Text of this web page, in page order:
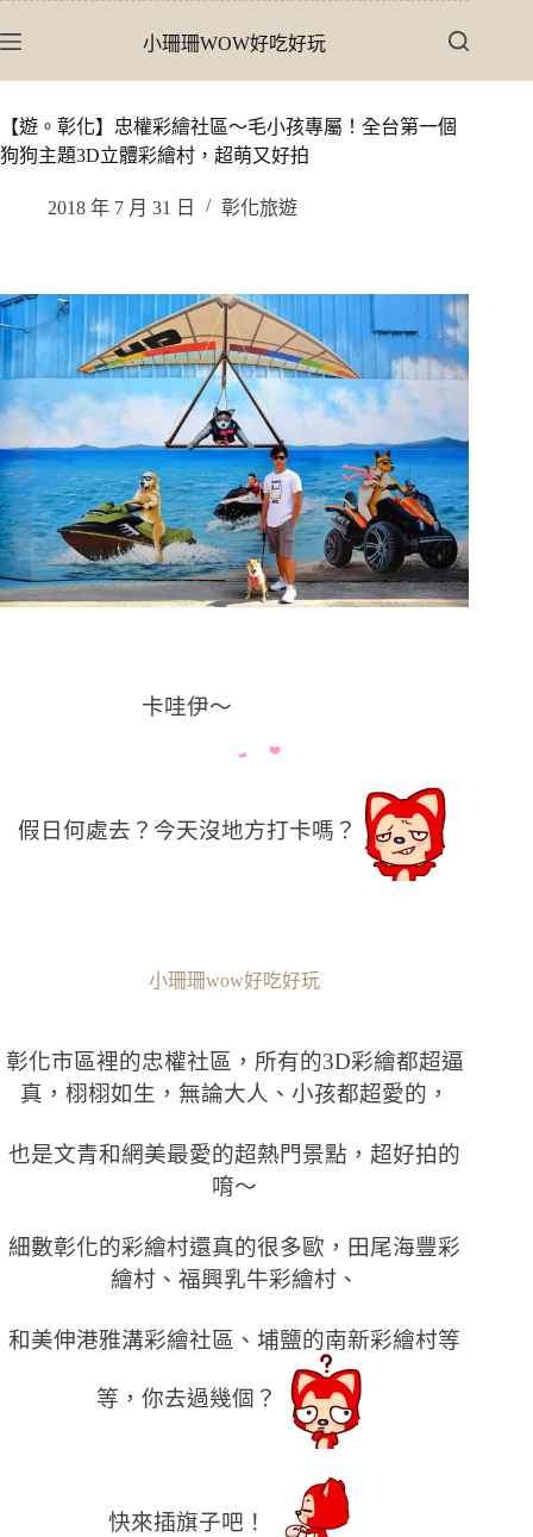
至
內
容
小珊珊WOW好吃好玩
【遊。彰化】忠權彩繪社區〜毛小孩專屬！全台第一個
狗狗主題3D立體彩繪村，超萌又好拍
2018 年 7 月 31 日 彰化旅遊
卡哇伊〜
假日何處去？今天沒地方打卡嗎？
小珊珊wow好吃好玩
彰化市區裡的忠權社區，所有的3D彩繪都超逼
真，栩栩如生，無論大人、小孩都超愛的，
也是文青和網美最愛的超熱門景點，超好拍的
唷〜
細數彰化的彩繪村還真的很多歐，田尾海豐彩
繪村、福興乳牛彩繪村、
和美伸港雅溝彩繪社區、埔鹽的南新彩繪村等
等，你去過幾個？
快來插旗子吧！